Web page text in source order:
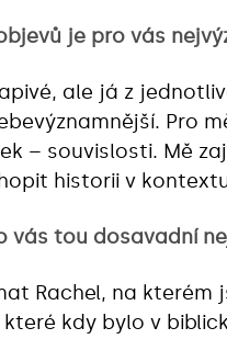
je pro vás
ale já z
Pro
– souvislosti. Mě
historii v
vás tou dosavadní
Rachel, na
kdy bylo v